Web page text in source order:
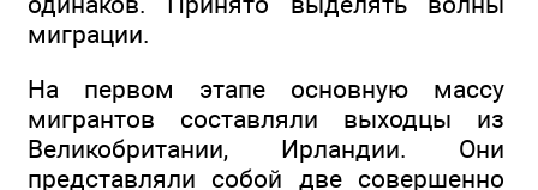
миграции.
На первом этапе основную массу
мигрантов составляли выходцы из
Великобритании, Ирландии. Они
представляли собой две совершенно